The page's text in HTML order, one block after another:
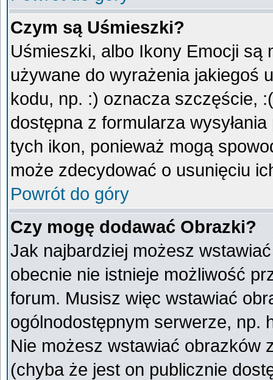
Czym są Uśmieszki?
Uśmieszki, albo Ikony Emocji są
używane do wyrażenia jakiegoś
kodu, np. :) oznacza szczęście,
dostępna z formularza
tych ikon, ponieważ mogą
może zdecydować o usunięciu
Powrót do góry
Czy mogę dodawać Obrazki?
Jak najbardziej możesz
obecnie nie istnieje możliwość
forum. Musisz więc wstawiać
ogólnodostępnym serwerze, np.
Nie możesz wstawiać obrazków
(chyba że jest on publicznie